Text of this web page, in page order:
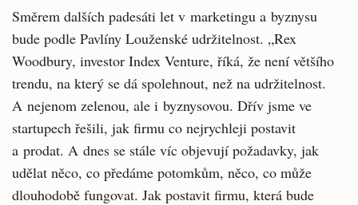
Směrem dalších padesáti let v marketingu a byznysu
bude podle Pavlíny Louženské udržitelnost. „Rex
Woodbury, investor Index Venture, říká, že není většího
trendu, na který se dá spolehnout, než na udržitelnost.
A nejenom zelenou, ale i byznysovou. Dřív jsme ve
startupech řešili, jak firmu co nejrychleji postavit
a prodat. A dnes se stále víc objevují požadavky, jak
udělat něco, co předáme potomkům, něco, co může
dlouhodobě fungovat. Jak postavit firmu, která bude